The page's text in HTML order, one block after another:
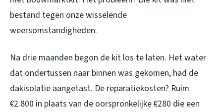
bestand tegen onze wisselende
weersomstandigheden.
Na drie maanden begon de kit los te laten. Het water
dat ondertussen naar binnen was gekomen, had de
dakisolatie aangetast. De reparatiekosten? Ruim
€2.800 in plaats van de oorspronkelijke €280 die een